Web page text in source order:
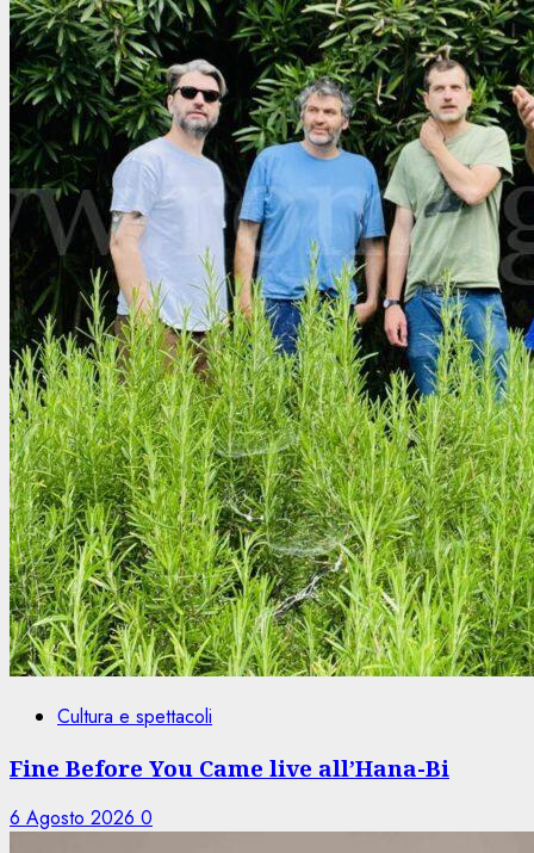
Cultura e spettacoli
Fine Before You Came live all’Hana-Bi
6 Agosto 2026 0